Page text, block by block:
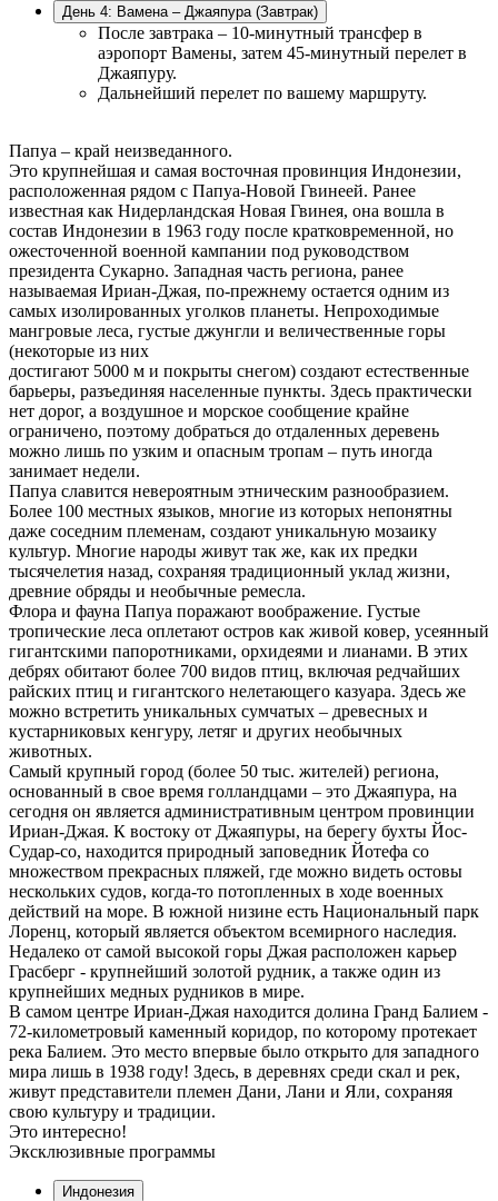
День 4: Вамена – Джаяпура (Завтрак)
После завтрака – 10-минутный трансфер в
аэропорт Вамены, затем 45-минутный перелет в
Джаяпуру.
Дальнейший перелет по вашему маршруту.
Папуа – край неизведанного.
Это крупнейшая и самая восточная провинция Индонезии,
расположенная рядом с Папуа-Новой Гвинеей. Ранее
известная как Нидерландская Новая Гвинея, она вошла в
состав Индонезии в 1963 году после кратковременной, но
ожесточенной военной кампании под руководством
президента Сукарно. Западная часть региона, ранее
называемая Ириан-Джая, по-прежнему остается одним из
самых изолированных уголков планеты. Непроходимые
мангровые леса, густые джунгли и величественные горы
(некоторые из них
достигают 5000 м и покрыты снегом) создают естественные
барьеры, разъединяя населенные пункты. Здесь практически
нет дорог, а воздушное и морское сообщение крайне
ограничено, поэтому добраться до отдаленных деревень
можно лишь по узким и опасным тропам – путь иногда
занимает недели.
Папуа славится невероятным этническим разнообразием.
Более 100 местных языков, многие из которых непонятны
даже соседним племенам, создают уникальную мозаику
культур. Многие народы живут так же, как их предки
тысячелетия назад, сохраняя традиционный уклад жизни,
древние обряды и необычные ремесла.
Флора и фауна Папуа поражают воображение. Густые
тропические леса оплетают остров как живой ковер, усеянный
гигантскими папоротниками, орхидеями и лианами. В этих
дебрях обитают более 700 видов птиц, включая редчайших
райских птиц и гигантского нелетающего казуара. Здесь же
можно встретить уникальных сумчатых – древесных и
кустарниковых кенгуру, летяг и других необычных
животных.
Самый крупный город (более 50 тыс. жителей) региона,
основанный в свое время голландцами – это Джаяпура, на
сегодня он является административным центром провинции
Ириан-Джая. К востоку от Джаяпуры, на берегу бухты Йос-
Судар-со, находится природный заповедник Йотефа со
множеством прекрасных пляжей, где можно видеть остовы
нескольких судов, когда-то потопленных в ходе военных
действий на море. В южной низине есть Национальный парк
Лоренц, который является объектом всемирного наследия.
Недалеко от самой высокой горы Джая расположен карьер
Грасберг - крупнейший золотой рудник, а также один из
крупнейших медных рудников в мире.
В самом центре Ириан-Джая находится долина Гранд Балием -
72-километровый каменный коридор, по которому протекает
река Балием. Это место впервые было открыто для западного
мира лишь в 1938 году! Здесь, в деревнях среди скал и рек,
живут представители племен Дани, Лани и Яли, сохраняя
свою культуру и традиции.
Это интересно!
Эксклюзивные программы
Индонезия